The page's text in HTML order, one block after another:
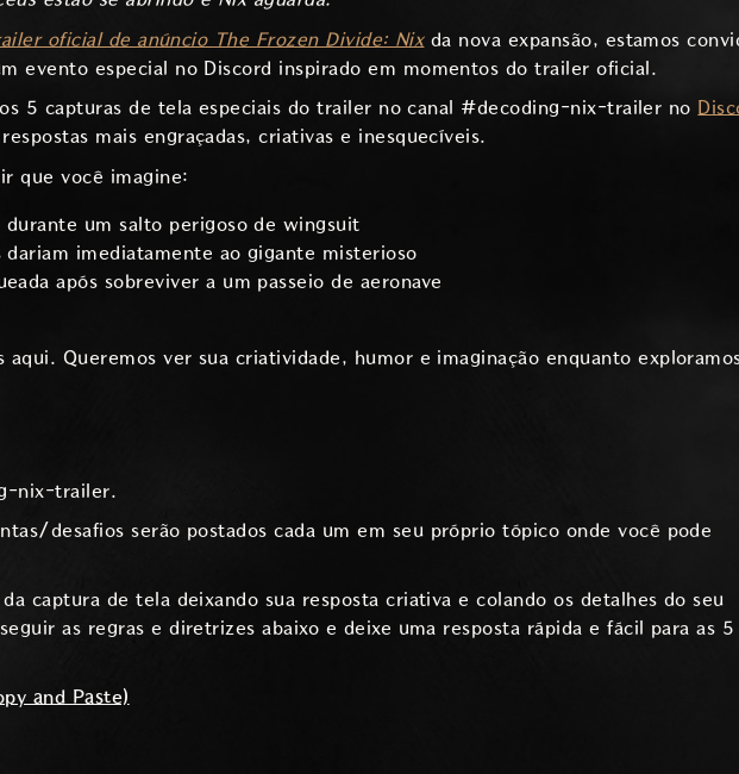
oficial de anúncio The Frozen Divide: Nixda nova expansão, estamos
evento especial no Discord inspirado em momentos do trailer oficial.
5 capturas de tela especiais do trailer no canal #decoding-nix-trailer no
mais engraçadas, criativas e inesquecíveis.
que você imagine:
durante um salto perigoso de wingsuit
dariam imediatamente ao gigante misterioso
após sobreviver a um passeio de aeronave
aqui. Queremos ver sua criatividade, humor e imaginação enquanto
nix-trailer.
desafios serão postados cada um em seu próprio tópico onde você pode
captura de tela deixando sua resposta criativa e colando os detalhes do seu
as regras e diretrizes abaixo e deixe uma resposta rápida e fácil para as 5
and Paste)